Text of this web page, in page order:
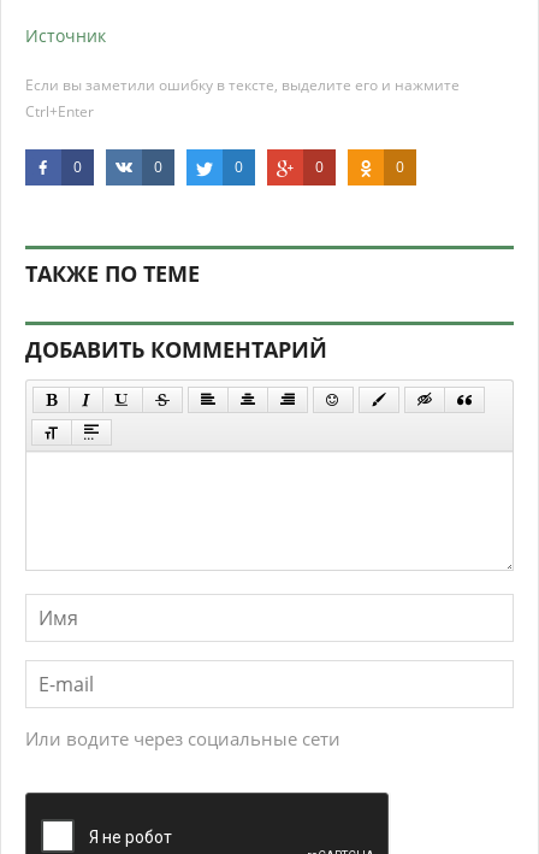
Источник
Если вы заметили ошибку в тексте, выделите его и нажмите
Ctrl+Enter
0 0 0 0 0
ТАКЖЕ ПО ТЕМЕ
ДОБАВИТЬ КОММЕНТАРИЙ
Или водите через социальные сети